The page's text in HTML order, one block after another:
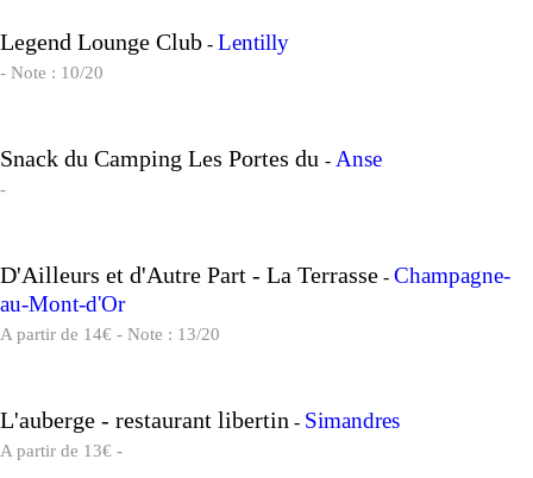
Legend Lounge Club - Lentilly
- Note : 10/20
Snack du Camping Les Portes du - Anse
-
D'Ailleurs et d'Autre Part - La Terrasse - Champagne-
au-Mont-d'Or
A partir de 14€ - Note : 13/20
L'auberge - restaurant libertin - Simandres
A partir de 13€ -